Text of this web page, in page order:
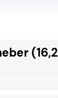
(16,2